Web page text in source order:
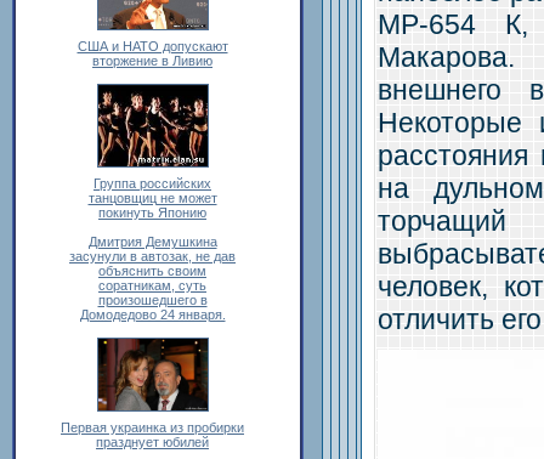
США и НАТО допускают
вторжение в Ливию
Группа российских
танцовщиц не может
покинуть Японию
Дмитрия Демушкина
засунули в автозак, не дав
объяснить своим
соратникам, суть
произошедшего в
Домодедово 24 января.
Первая украинка из пробирки
празднует юбилей
МР-654 К,
Макарова.
внешнего
Некоторые
расстояния
на
торчащий
человек,
отличить